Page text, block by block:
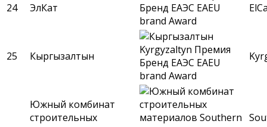
24 ЭлКат
25 Кыргызалтын
Южный комбинат
строительных